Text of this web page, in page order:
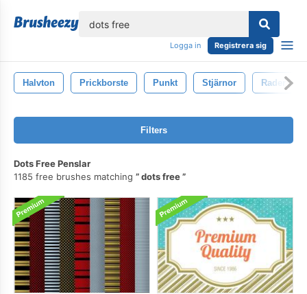
Logga in Registrera sig
Halvton Prickborste Punkt Stjärnor Rader
Filters
Dots Free Penslar
1185 free brushes matching
dots free